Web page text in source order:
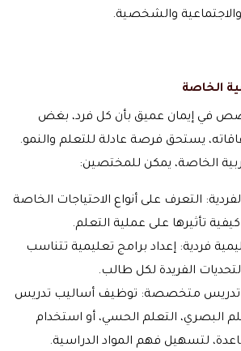
والاجتماعية والشخصية.
الخاصة
في إيمان عميق بأن كل فرد، بغض
يستحق فرصة عادلة للتعلم والنمو.
الخاصة، يمكن للمختصين:
التعرف على أنواع الاحتياجات الخاصة
تأثيرها على عملية التعلم.
فردية: إعداد برامج تعليمية تتناسب
الفريدة لكل طالب.
تدريس متخصصة: توظيف أساليب تدريس
البصري، التعلم الحسي، أو استخدام
لتسهيل فهم المواد الدراسية.